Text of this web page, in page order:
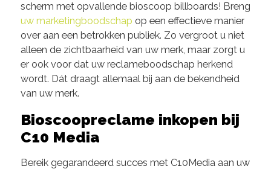
scherm met opvallende bioscoop billboards! Breng
uw marketingboodschap op een effectieve manier
over aan een betrokken publiek. Zo vergroot u niet
alleen de zichtbaarheid van uw merk, maar zorgt u
er ook voor dat uw reclameboodschap herkend
wordt. Dát draagt allemaal bij aan de bekendheid
van uw merk.
Bioscoopreclame inkopen bij
C10 Media
Bereik gegarandeerd succes met C10Media aan uw